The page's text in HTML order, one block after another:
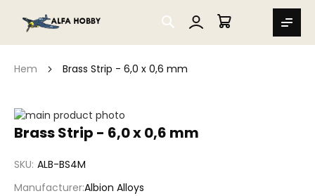
SEARCH
MIN VARUKORG
Hem Brass Strip - 6,0 x 0,6 mm
Brass Strip - 6,0 x 0,6 mm
SKU ALB-BS4M
ManufacturerAlbion Alloys
Hoppa
till
bildgalleriet
Hoppa
av
bildgalleriet